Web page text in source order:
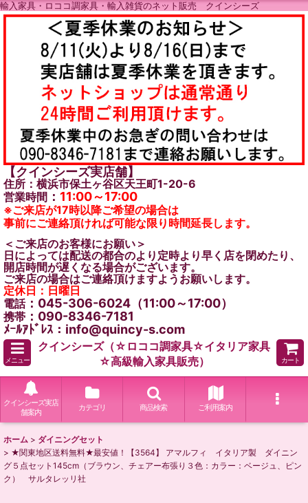
輸入家具・ロココ調家具・輸入雑貨のネット販売 クインシーズ
【クインシーズ実店舗】
住所：横浜市保土ヶ谷区天王町1-20-6
営業時間 ： 11:00～17:00
※ご来店が17時以降ご希望の場合は
事前にご連絡頂ければ可能な限り時間延長します。
＜ご来店のお客様にお願い＞
日によっては配送の都合のより定時より早く店を閉めたり、
開店時間が遅くなる場合がございます。
ご来店の場合はご連絡頂けますようお願いします。
定休日：日曜日
電話：045-306-6024（11:00～17:00）
携帯 ：090-8346-7181
ﾒｰﾙｱﾄﾞﾚｽ：info@quincy-s.com
メニュー
クインシーズ（☆ロココ調家具☆イタリア家具
☆高級輸入家具販売）
カート
クインシーズ実店
舗案内
カテゴリ 商品検索 ご利用案内
ホーム > ダイニングセット
> ★関東地区送料無料★最安値！【3564】 アマルフィ イタリア製 ダイニン
グ５点セット145cm（ブラウン、チェアー布張り３色：カラー：ベージュ、ピン
ク） サルタレッリ社